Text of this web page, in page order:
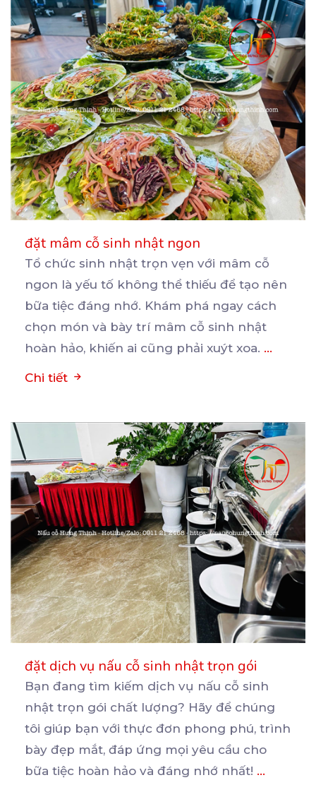
đặt mâm cỗ sinh nhật ngon
Tổ chức sinh nhật trọn vẹn với mâm cỗ
ngon là yếu tố không thể thiếu để tạo nên
bữa tiệc đáng nhớ. Khám phá ngay cách
chọn món và bày trí mâm cỗ sinh nhật
hoàn hảo, khiến ai cũng phải xuýt xoa. ...
Chi tiết
đặt dịch vụ nấu cỗ sinh nhật trọn gói
Bạn đang tìm kiếm dịch vụ nấu cỗ sinh
nhật trọn gói chất lượng? Hãy để chúng
tôi giúp bạn với thực đơn phong phú, trình
bày đẹp mắt, đáp ứng mọi yêu cầu cho
bữa tiệc hoàn hảo và đáng nhớ nhất! ...